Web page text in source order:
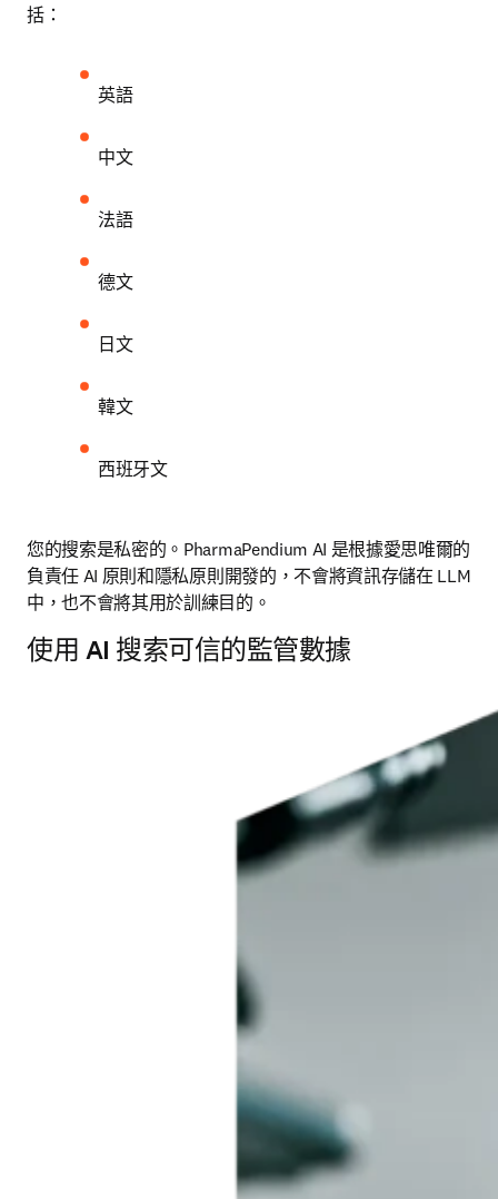
括：
英語
中文
法語
德文
日文
韓文
西班牙文
您的搜索是私密的。PharmaPendium AI 是根據愛思唯爾的
負責任 AI 原則和隱私原則開發的，不會將資訊存儲在 LLM
中，也不會將其用於訓練目的。
使用 AI 搜索可信的監管數據